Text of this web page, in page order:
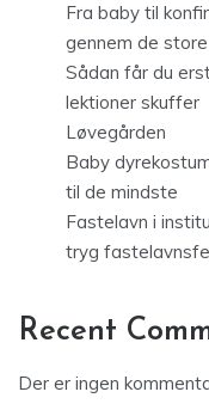
Fra baby til
gennem de
Sådan får du
lektioner skuffer
Løvegården
Baby
til de mindste
Fastelavn i
tryg
Recent
Der er ingen